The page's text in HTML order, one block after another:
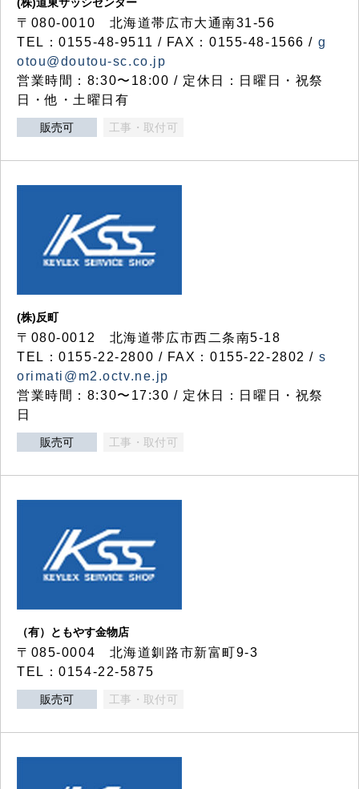
〒080-0010 北海道帯広市大通南31-56
TEL：0155-48-9511 / FAX：0155-48-1566 / g
otou@doutou-sc.co.jp
営業時間：8:30〜18:00 / 定休日：日曜日・祝祭
日・他・土曜日有
販売可 工事・取付可
(株)反町
〒080-0012 北海道帯広市西二条南5-18
TEL：0155-22-2800 / FAX：0155-22-2802 / s
orimati@m2.octv.ne.jp
営業時間：8:30〜17:30 / 定休日：日曜日・祝祭
日
販売可 工事・取付可
（有）ともやす金物店
〒085-0004 北海道釧路市新富町9-3
TEL：0154-22-5875
販売可 工事・取付可